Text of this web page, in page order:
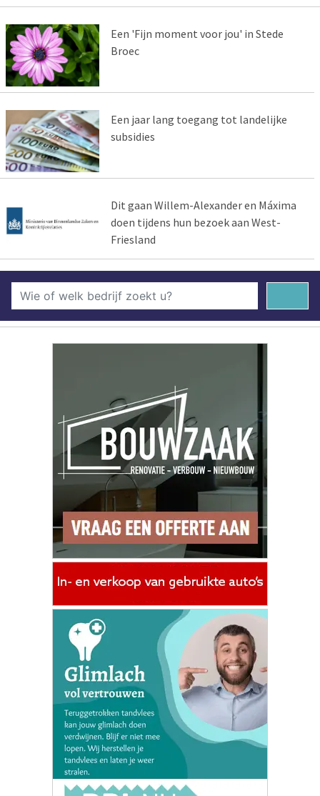
Een 'Fijn moment voor jou' in Stede
Broec
Een jaar lang toegang tot landelijke
subsidies
Dit gaan Willem-Alexander en Máxima
doen tijdens hun bezoek aan West-
Friesland